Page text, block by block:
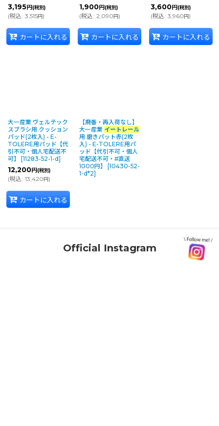
3,195円 (税別)
(税込: 3,515円)
カートに入れる
1,900円 (税別)
(税込: 2,090円)
カートに入れる
3,600円 (税別)
(税込: 3,960円)
カートに入れる
大一産業 ヴェルテック
スブラシ用 クッション
パッド(2枚入) - E-
TOLERE用パッド【代
引不可・個人宅配送不
可】
[11283-52-1-d]
12,200円 (税別)
(税込: 13,420円)
カートに入れる
【廃番・再入荷なし】
大一産業 イートレール
用 磨きパット赤(2枚
入) - E-TOLERE用パ
ッド【代引不可・個人
宅配送不可・#直送
1000円】
[10430-52-
1-d*2]
Official Instagram